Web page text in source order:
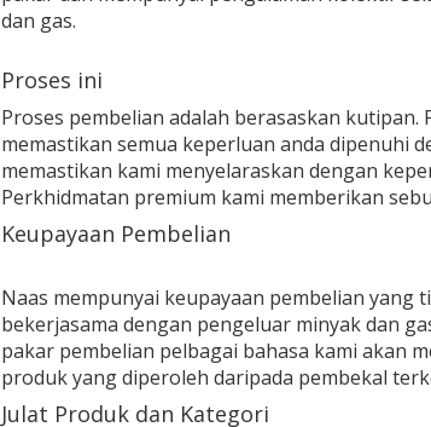
dan gas.
Proses ini
Proses pembelian adalah berasaskan
memastikan semua keperluan anda dipenuhi
memastikan kami menyelaraskan dengan
Perkhidmatan premium kami memberikan
Keupayaan Pembelian
Naas mempunyai keupayaan pembelian yang
bekerjasama dengan pengeluar minyak dan
pakar pembelian pelbagai bahasa kami akan
produk yang diperoleh daripada pembekal
Julat Produk dan Kategori